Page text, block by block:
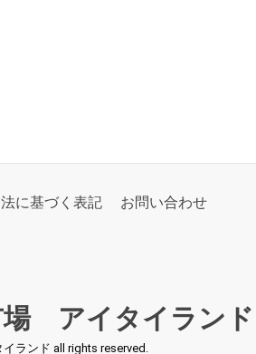
に基づく表記 お問い合わせ
場 アイタイランド
ランド all rights reserved.